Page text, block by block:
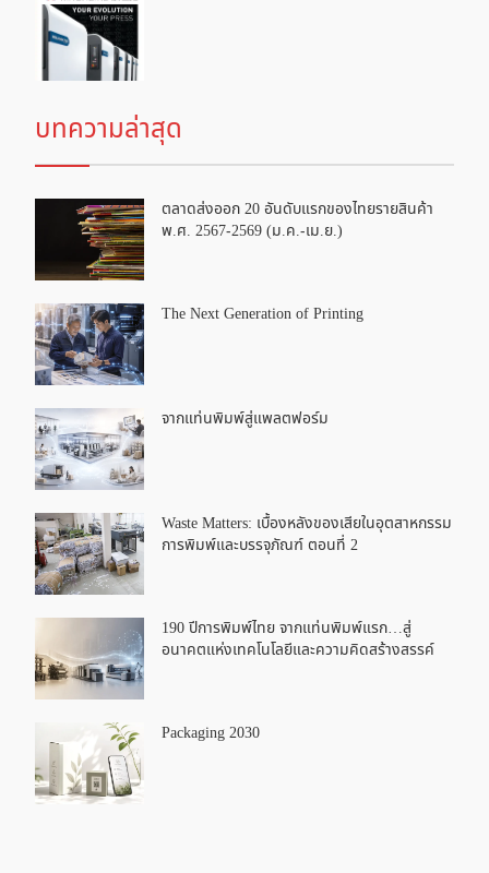
บทความล่าสุด
ตลาดส่งออก 20 อันดับแรกของไทยรายสินค้า
พ.ศ. 2567-2569 (ม.ค.-เม.ย.)
The Next Generation of Printing
จากแท่นพิมพ์สู่แพลตฟอร์ม
Waste Matters: เบื้องหลังของเสียในอุตสาหกรรม
การพิมพ์และบรรจุภัณฑ์ ตอนที่ 2
190 ปีการพิมพ์ไทย จากแท่นพิมพ์แรก…สู่
อนาคตแห่งเทคโนโลยีและความคิดสร้างสรรค์
Packaging 2030